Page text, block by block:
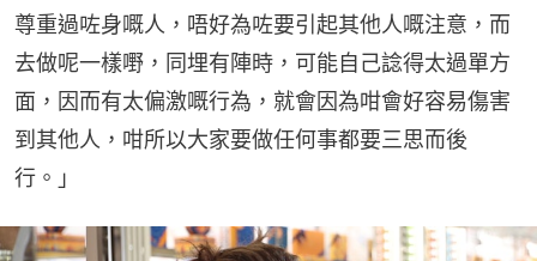
尊重過咗身嘅人，唔好為咗要引起其他人嘅注意，而
去做呢一樣嘢，同埋有陣時，可能自己諗得太過單方
面，因而有太偏激嘅行為，就會因為咁會好容易傷害
到其他人，咁所以大家要做任何事都要三思而後
行。」